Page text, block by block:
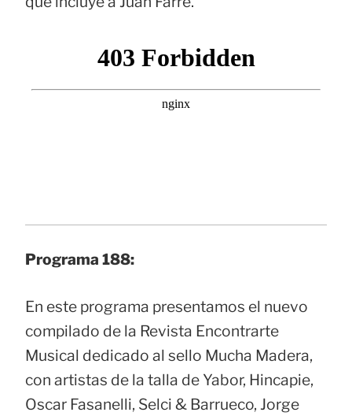
Programa 188:
En este programa presentamos el nuevo
compilado de la Revista Encontrarte
Musical dedicado al sello Mucha Madera,
con artistas de la talla de Yabor, Hincapie,
Oscar Fasanelli, Selci & Barrueco, Jorge